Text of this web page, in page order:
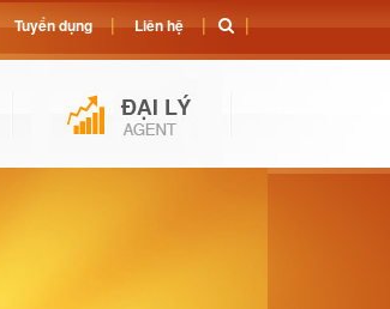
Tuyển dụng Liên hệ